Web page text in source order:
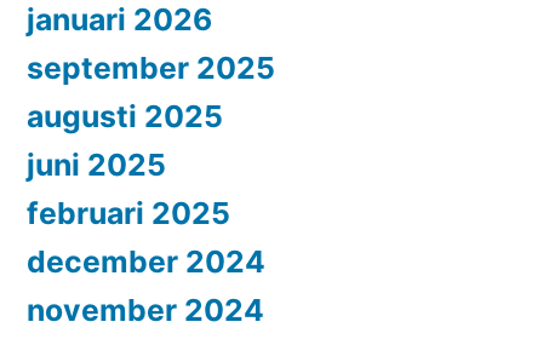
januari 2026
september 2025
augusti 2025
juni 2025
februari 2025
december 2024
november 2024